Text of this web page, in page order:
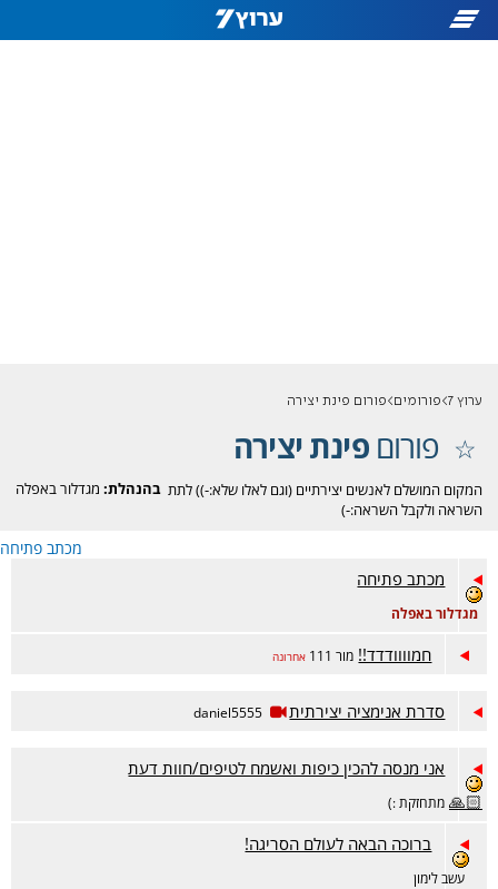
ערוץ 7 פורומים פורום פינת יצירה
פורוםפינת יצירה
בהנהלת: מגדלור באפלה
המקום המושלם לאנשים יצירתיים (וגם לאלו שלא:-)) לתת
השראה ולקבל השראה:-)
מכתב פתיחה
מכתב פתיחה
מגדלור באפלה
חמוווודדד!! מור 111 אחרונה
סדרת אנימציה יצירתית daniel5555
אני מנסה להכין כיפות ואשמח לטיפים/חוות דעת
🙏🏻 מתחזקת :)
ברוכה הבאה לעולם הסריגה!
עשב לימון